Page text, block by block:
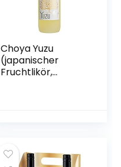
Choya Yuzu
(japanischer
Fruchtlikör,